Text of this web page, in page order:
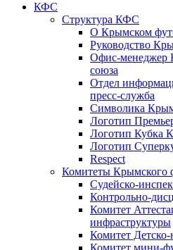
КФС
Структура КФС
О Крымском
Руководство
Офис-менеджер
союза
Отдел
пресс-служба
Символика
Логотип
Логотип Кубка
Логотип
Respect
Комитеты Крымского
Судейско-
Контрольно-
Комитет
инфраструктуры
Комитет
Комитет мини-